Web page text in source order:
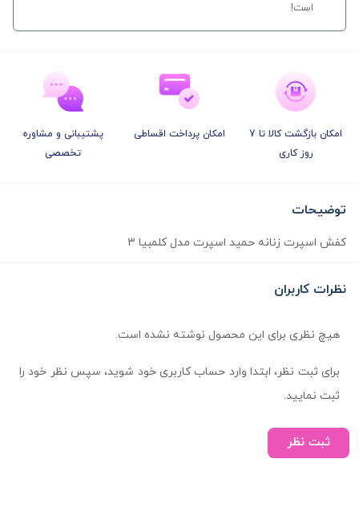
است!
امکان بازگشت کالا تا 7
روز کاری
امکان پرداخت اقساطی
پشتیبانی و مشاوره
تخصصی
توضیحات
کفش اسپرت زنانه حمید اسپرت مدل کلمبیا 3
نظرات کاربران
هیچ نظری برای این محصول نوشته نشده است.
برای ثبت نظر، ابتدا وارد حساب کاربری خود شوید، سپس نظر خود را
ثبت نمایید.
ثبت نظر